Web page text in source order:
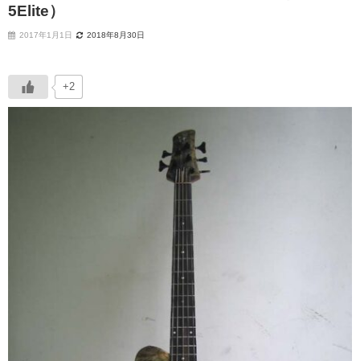
5Elite）
2017年1月1日 2018年8月30日
+2